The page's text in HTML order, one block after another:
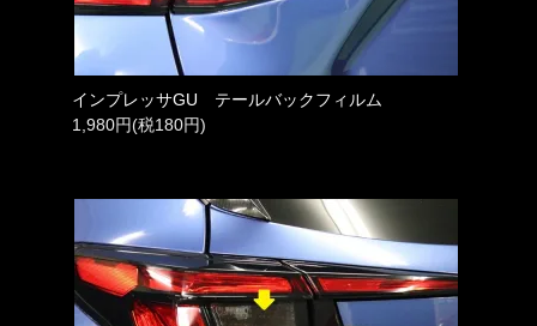
インプレッサGU テールバックフィルム
1,980円(税180円)